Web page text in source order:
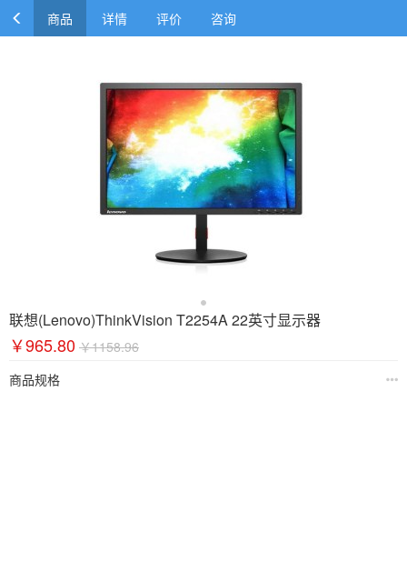
商品 详情 评价 咨询
联想(Lenovo)ThinkVision T2254A 22英寸显示器
￥965.80 ￥1158.96
商品规格